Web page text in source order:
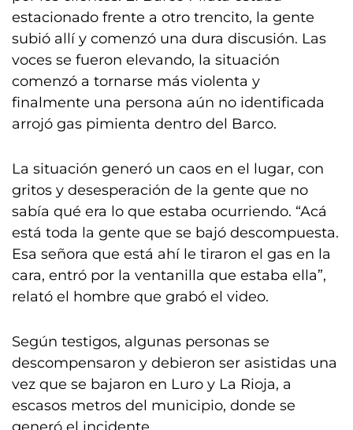
estacionado frente a otro trencito, la gente
subió allí y comenzó una dura discusión. Las
voces se fueron elevando, la situación
comenzó a tornarse más violenta y
finalmente una persona aún no identificada
arrojó gas pimienta dentro del Barco.
La situación generó un caos en el lugar, con
gritos y desesperación de la gente que no
sabía qué era lo que estaba ocurriendo. “Acá
está toda la gente que se bajó descompuesta.
Esa señora que está ahí le tiraron el gas en la
cara, entró por la ventanilla que estaba ella”,
relató el hombre que grabó el video.
Según testigos, algunas personas se
descompensaron y debieron ser asistidas una
vez que se bajaron en Luro y La Rioja, a
escasos metros del municipio, donde se